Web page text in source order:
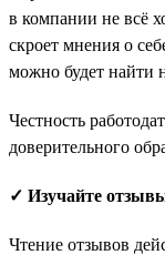
в компании не всё
скроет мнения о
можно будет найти
Честность
доверительного
✓ Изучайте
Чтение отзывов